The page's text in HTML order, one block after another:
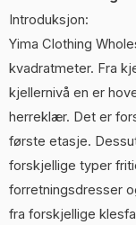
Introduksjon:
Yima Clothing
kvadratmeter. Fra
kjellernivå en er
herreklær. Det er
første etasje.
forskjellige typer
forretningsdresser
fra forskjellige